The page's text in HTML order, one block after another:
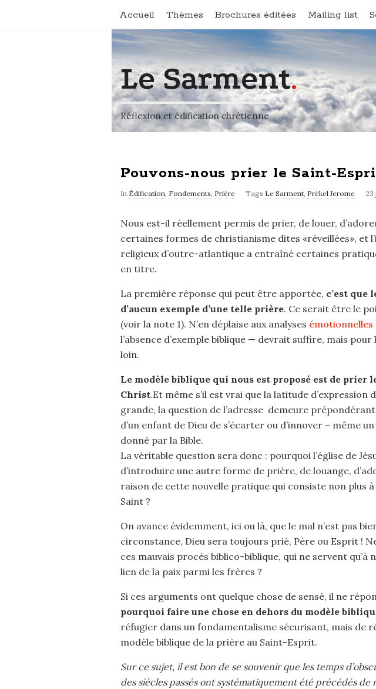
Accueil Thèmes Brochures éditées Mailing list
Le Sarment.
Réflexion et édification chrétienne
Pouvons-nous prier le Saint-
In Édification, Fondements, Prière Tags Le Sarment, Prékel Jerome 23
Nous est-il réellement permis de prier, de louer,
certaines formes de christianisme dites «réveillées», et
religieux d’outre-atlantique a entraîné certaines
en titre.
La première réponse qui peut être apportée, c’est que
d’aucun exemple d’une telle prière. Ce serait être le
(voir la note 1). N’en déplaise aux analyses émotionnelles
l’absence d’exemple biblique — devrait suffire, mais pour
loin.
Le modèle biblique qui nous est proposé est de prier
Christ.Et même s’il est vrai que la latitude
grande, la question de l’adresse demeure
d’un enfant de Dieu de s’écarter ou d’innover – même
donné par la Bible.
La véritable question sera donc : pourquoi l’église de
d’introduire une autre forme de prière, de louange,
raison de cette nouvelle pratique qui consiste non plus à
Saint ?
On avance évidemment, ici ou là, que le mal n’est pas
circonstance, Dieu sera toujours prié, Père ou Esprit !
ces mauvais procès biblico-biblique, qui ne servent
lien de la paix parmi les frères ?
Si ces arguments ont quelque chose de sensé, il ne
pourquoi faire une chose en dehors du modèle
réfugier dans un fondamentalisme sécurisant, mais de
modèle biblique de la prière au Saint-Esprit.
Sur ce sujet, il est bon de se souvenir que les temps
des siècles passés ont systématiquement été précédés de